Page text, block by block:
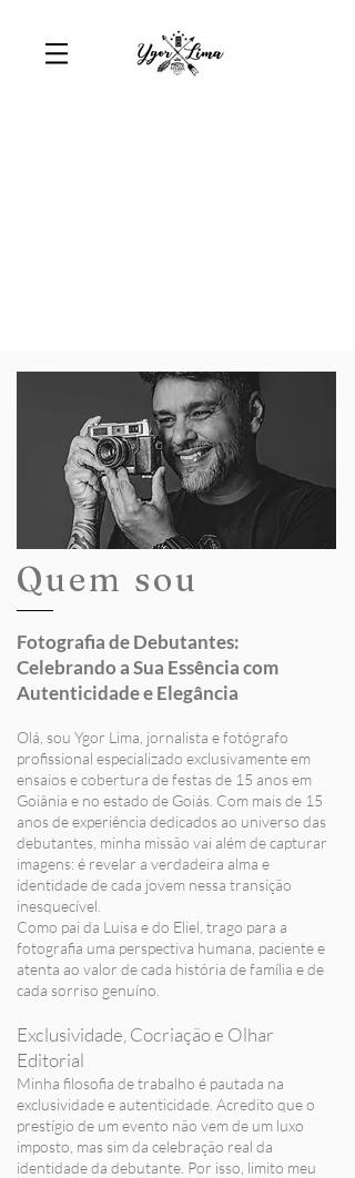
Quem sou
Fotografia de Debutantes:
Celebrando a Sua Essência com
Autenticidade e Elegância
Olá, sou Ygor Lima, jornalista e fotógrafo
profissional especializado exclusivamente em
ensaios e cobertura de festas de 15 anos em
Goiânia e no estado de Goiás. Com mais de 15
anos de experiência dedicados ao universo das
debutantes, minha missão vai além de capturar
imagens: é revelar a verdadeira alma e
identidade de cada jovem nessa transição
inesquecível.
Como pai da Luisa e do Eliel, trago para a
fotografia uma perspectiva humana, paciente e
atenta ao valor de cada história de família e de
cada sorriso genuíno.
Exclusividade, Cocriação e Olhar
Editorial
Minha filosofia de trabalho é pautada na
exclusividade e autenticidade. Acredito que o
prestígio de um evento não vem de um luxo
imposto, mas sim da celebração real da
identidade da debutante. Por isso, limito meu